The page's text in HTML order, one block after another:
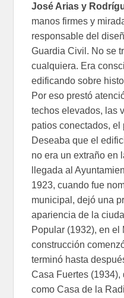
José Arias y
manos firmes y
responsable del
Guardia Civil. No se
cualquiera. Era
edificando sobre
Por eso prestó
techos elevados, las
patios conectados, el
Deseaba que el
no era un extraño en
llegada al
1923, cuando fue
municipal, dejó una
apariencia de la
Popular (1932), en el
construcción
terminó hasta
Casa Fuertes
como Casa de la